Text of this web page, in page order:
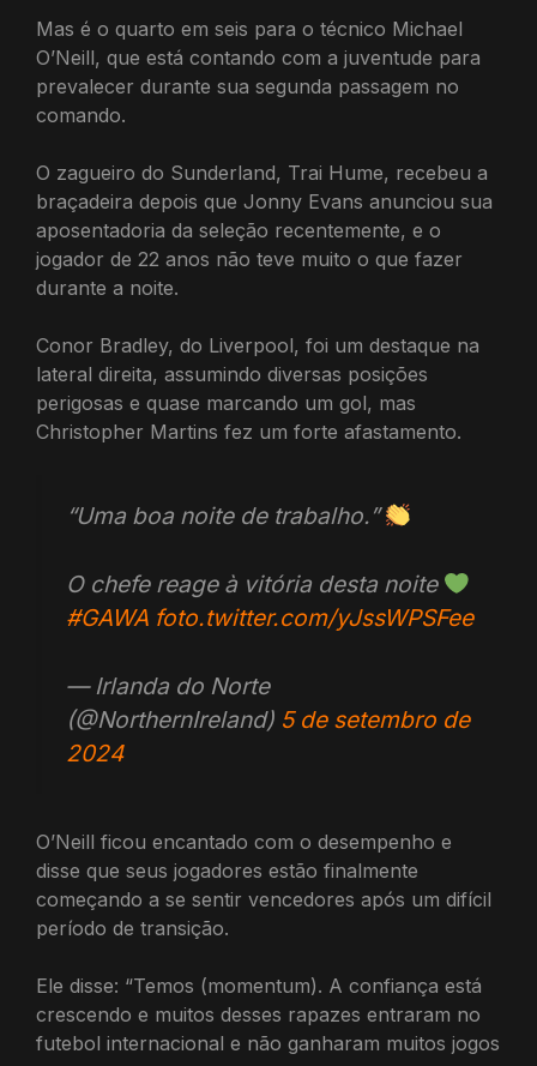
Mas é o quarto em seis para o técnico Michael
O’Neill, que está contando com a juventude para
prevalecer durante sua segunda passagem no
comando.
O zagueiro do Sunderland, Trai Hume, recebeu a
braçadeira depois que Jonny Evans anunciou sua
aposentadoria da seleção recentemente, e o
jogador de 22 anos não teve muito o que fazer
durante a noite.
Conor Bradley, do Liverpool, foi um destaque na
lateral direita, assumindo diversas posições
perigosas e quase marcando um gol, mas
Christopher Martins fez um forte afastamento.
“Uma boa noite de trabalho.”
O chefe reage à vitória desta noite
#GAWA foto.twitter.com/yJssWPSFee
— Irlanda do Norte
(@NorthernIreland) 5 de setembro de
2024
O’Neill ficou encantado com o desempenho e
disse que seus jogadores estão finalmente
começando a se sentir vencedores após um difícil
período de transição.
Ele disse: “Temos (momentum). A confiança está
crescendo e muitos desses rapazes entraram no
futebol internacional e não ganharam muitos jogos